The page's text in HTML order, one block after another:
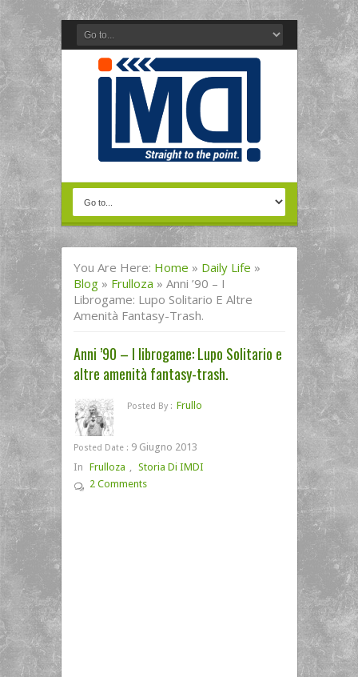
You Are Here: Home » Daily Life »
Blog » Frulloza » Anni ’90 – I
Librogame: Lupo Solitario E Altre
Amenità Fantasy-Trash.
Anni ’90 – I librogame: Lupo Solitario e
altre amenità fantasy-trash.
Posted By : Frullo
Posted Date : 9 Giugno 2013
In Frulloza , Storia Di IMDI
2 Comments